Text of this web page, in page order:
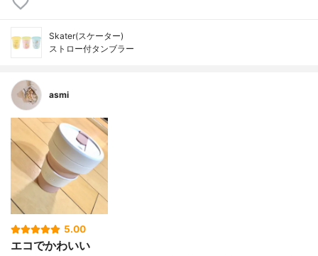
Skater(スケーター)
ストロー付タンブラー
asmi
5.00
エコでかわいい